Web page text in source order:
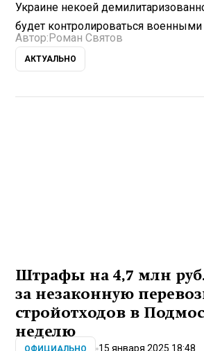
Украине некоей
будет контролироваться военными
Автор:Роман Святов
АКТУАЛЬНО
Штрафы на 4,7 млн
за незаконную
стройотходов в
неделю
ОФИЦИАЛЬНО 15 января 2025 18:48